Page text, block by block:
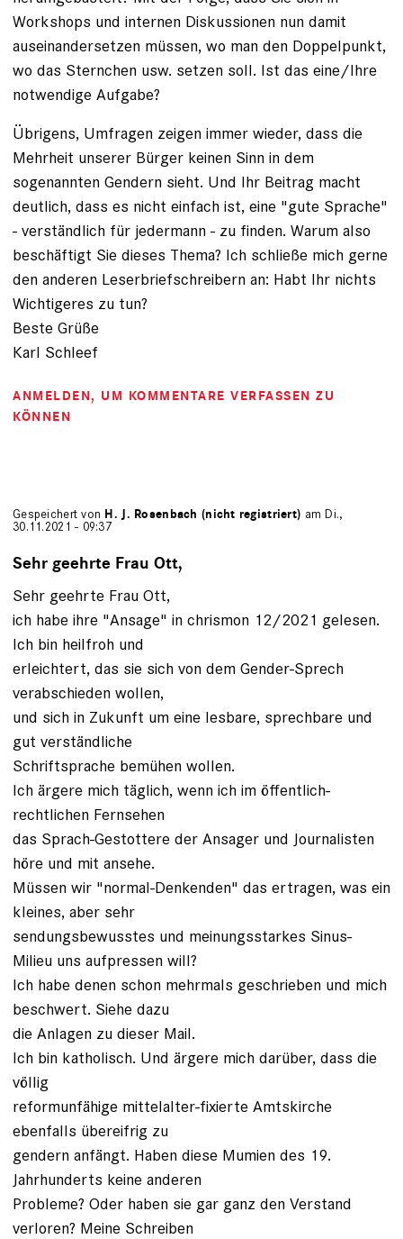
Workshops und internen Diskussionen nun damit
auseinandersetzen müssen, wo man den Doppelpunkt,
wo das Sternchen usw. setzen soll. Ist das eine/Ihre
notwendige Aufgabe?
Übrigens, Umfragen zeigen immer wieder, dass die
Mehrheit unserer Bürger keinen Sinn in dem
sogenannten Gendern sieht. Und Ihr Beitrag macht
deutlich, dass es nicht einfach ist, eine "gute Sprache"
- verständlich für jedermann - zu finden. Warum also
beschäftigt Sie dieses Thema? Ich schließe mich gerne
den anderen Leserbriefschreibern an: Habt Ihr nichts
Wichtigeres zu tun?
Beste Grüße
Karl Schleef
ANMELDEN, UM KOMMENTARE VERFASSEN ZU
KÖNNEN
Gespeichert von H. J. Rosenbach (nicht registriert) am Di.,
30.11.2021 - 09:37
Sehr geehrte Frau Ott,
Sehr geehrte Frau Ott,
ich habe ihre "Ansage" in chrismon 12/2021 gelesen.
Ich bin heilfroh und
erleichtert, das sie sich von dem Gender-Sprech
verabschieden wollen,
und sich in Zukunft um eine lesbare, sprechbare und
gut verständliche
Schriftsprache bemühen wollen.
Ich ärgere mich täglich, wenn ich im öffentlich-
rechtlichen Fernsehen
das Sprach-Gestottere der Ansager und Journalisten
höre und mit ansehe.
Müssen wir "normal-Denkenden" das ertragen, was ein
kleines, aber sehr
sendungsbewusstes und meinungsstarkes Sinus-
Milieu uns aufpressen will?
Ich habe denen schon mehrmals geschrieben und mich
beschwert. Siehe dazu
die Anlagen zu dieser Mail.
Ich bin katholisch. Und ärgere mich darüber, dass die
völlig
reformunfähige mittelalter-fixierte Amtskirche
ebenfalls übereifrig zu
gendern anfängt. Haben diese Mumien des 19.
Jahrhunderts keine anderen
Probleme? Oder haben sie gar ganz den Verstand
verloren? Meine Schreiben